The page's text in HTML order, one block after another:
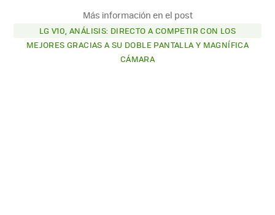
Más información en el post
LG V10, ANÁLISIS: DIRECTO A COMPETIR CON LOS
MEJORES GRACIAS A SU DOBLE PANTALLA Y MAGNÍFICA
CÁMARA